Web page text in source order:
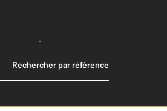
Lancer ma recherche
Rechercher par référence